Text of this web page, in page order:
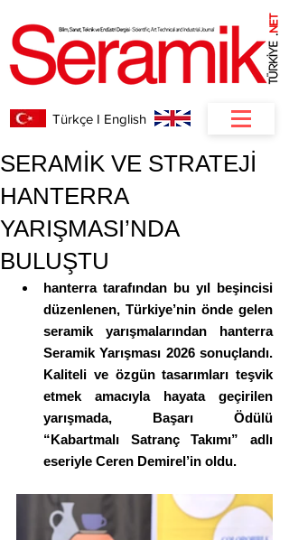
.
NET
Türkçe I English
SERAMİK VE STRATEJİ
HANTERRA
YARIŞMASI’NDA
BULUŞTU
hanterra tarafından bu yıl beşincisi
düzenlenen, Türkiye’nin önde gelen
seramik yarışmalarından hanterra
Seramik Yarışması 2026 sonuçlandı.
Kaliteli ve özgün tasarımları teşvik
etmek amacıyla hayata geçirilen
yarışmada, Başarı Ödülü
“Kabartmalı Satranç Takımı” adlı
eseriyle Ceren Demirel’in oldu.